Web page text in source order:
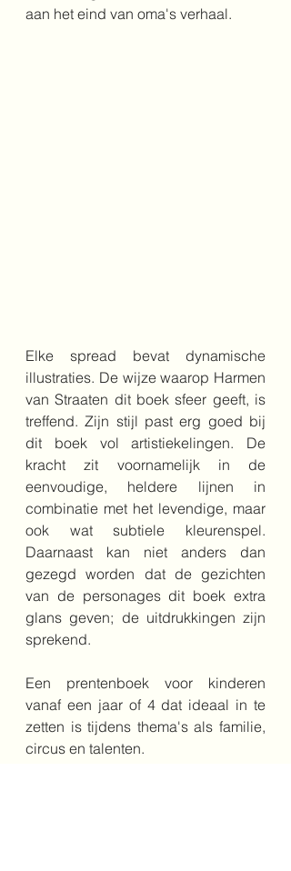
aan het eind van oma's verhaal.
Elke spread bevat dynamische
illustraties. De wijze waarop Harmen
van Straaten dit boek sfeer geeft, is
treffend. Zijn stijl past erg goed bij
dit boek vol artistiekelingen. De
kracht zit voornamelijk in de
eenvoudige, heldere lijnen in
combinatie met het levendige, maar
ook wat subtiele kleurenspel.
Daarnaast kan niet anders dan
gezegd worden dat de gezichten
van de personages dit boek extra
glans geven; de uitdrukkingen zijn
sprekend.
Een prentenboek voor kinderen
vanaf een jaar of 4 dat ideaal in te
zetten is tijdens thema's als familie,
circus en talenten.